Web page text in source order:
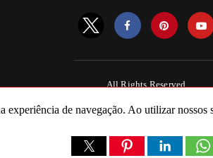
responsável por seus efeitos
neurotransmissores, como dopamina
e aumento do foco, entre outros efeitos.
All Rights Reserved
experiência de navegação. Ao utilizar